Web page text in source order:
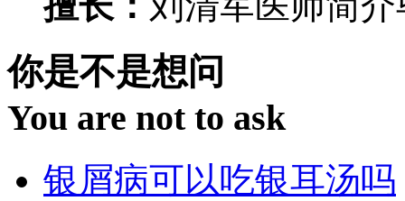
你是不是想问
You are not to ask
银屑病可以吃银耳汤吗